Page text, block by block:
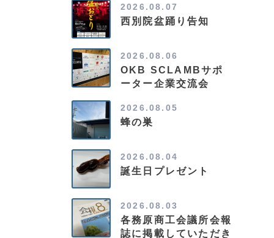
2026.08.07
西別院盆踊り告知
2026.08.06
OKB SCLAMBサポ
ーター企業交流会
2026.08.05
蜂の巣
2026.08.04
誕生日プレゼント
2026.08.03
各務原商工会議所会報
誌に掲載していただき